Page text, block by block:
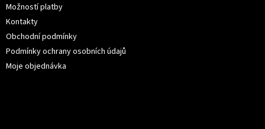
Možností platby
Kontakty
Obchodní podmínky
Podmínky ochrany osobních údajů
Moje objednávka